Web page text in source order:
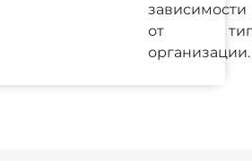
зависимости
от
организации.